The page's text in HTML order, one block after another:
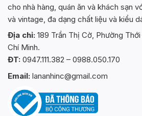
cho nhà hàng, quán ăn và khách sạn
và vintage, đa dạng chất liệu và kiểu
Địa chỉ: 189 Trần Thị Cờ, Phường Thới
Chí Minh.
ĐT: 0947.111.382 – 0988.050.170
Email: lananhinc@gmail.com